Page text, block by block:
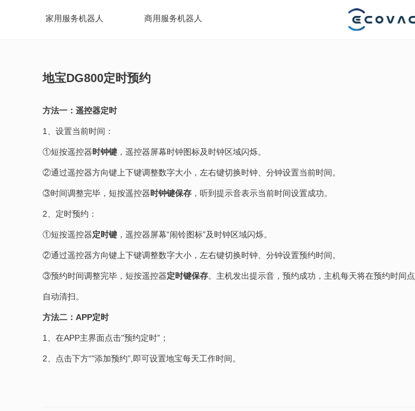
家用服务机器人 商用服务机器人
地宝DG800定时预约
方法一：遥控器定时
1、设置当前时间：
①短按遥控器时钟键 ，遥控器屏幕时钟图标及时钟区域闪烁。
②通过遥控器方向键上下键调整数字大小，左右键切换时钟、分钟设置当前时间。
③时间调整完毕，短按遥控器时钟键保存 ，听到提示音表示当前时间设置成功。
2、定时预约：
①短按遥控器定时键 ，遥控器屏幕“闹铃图标”及时钟区域闪烁。
②通过遥控器方向键上下键调整数字大小，左右键切换时钟、分钟设置预约时间。
③预约时间调整完毕，短按遥控器定时键保存。主机发出提示音，预约成功，主机每天将在预约时间点
自动清扫。
方法二：APP定时
1、在APP主界面点击"预约定时”；
2、点击下方“"添加预约”,即可设置地宝每天工作时间。